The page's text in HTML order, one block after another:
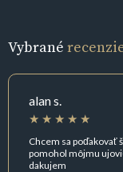
Vybrané
alan s.
Chcem sa poďakovať
pomohol môjmu
dakujem